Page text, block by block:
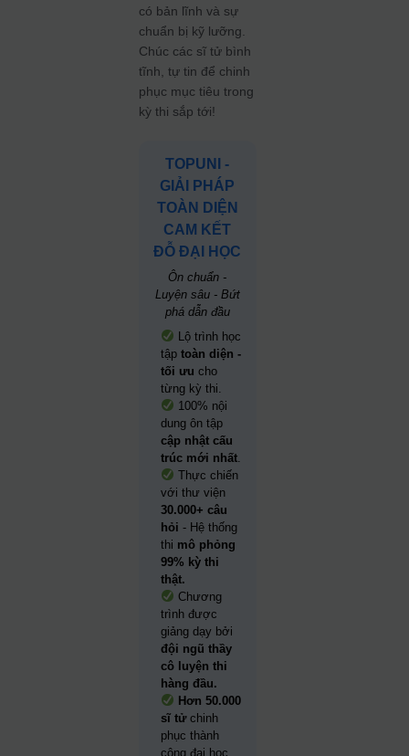
có bản lĩnh và sự
chuẩn bị kỹ lưỡng.
Chúc các sĩ tử bình
tĩnh, tự tin để chinh
phục mục tiêu trong
kỳ thi sắp tới!
TOPUNI -
GIẢI PHÁP
TOÀN DIỆN
CAM KẾT
ĐỖ ĐẠI HỌC
Ôn chuẩn -
Luyện sâu - Bứt
phá dẫn đầu
Lộ trình học
tậptoàn diện -
tối ưu cho
từng kỳ thi.
100% nội
dung ôn tập
cập nhật cấu
trúc mới nhất.
Thực chiến
với thư viện
30.000+ câu
hỏi - Hệ thống
thi mô phỏng
99% kỳ thi
thật.
Chương
trình được
giảng dạy bởi
đội ngũ thầy
cô luyện thi
hàng đầu.
Hơn 50.000
sĩ tửchinh
phục thành
công đại học